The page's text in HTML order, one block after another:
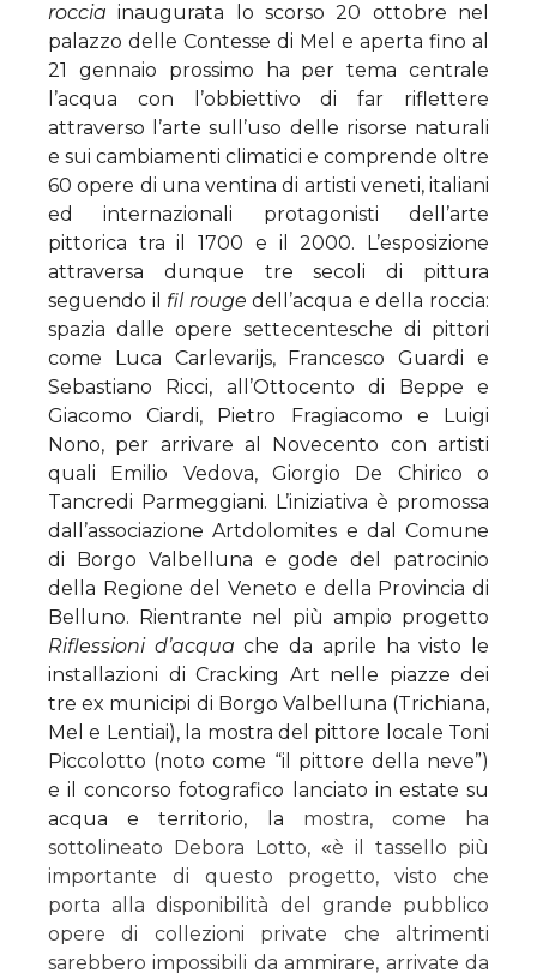
roccia inaugurata lo scorso 20 ottobre nel
palazzo delle Contesse di Mel e aperta fino al
21 gennaio prossimo ha per tema centrale
l’acqua con l’obbiettivo di far riflettere
attraverso l’arte sull’uso delle risorse naturali
e sui cambiamenti climatici e comprende oltre
60 opere di una ventina di artisti veneti, italiani
ed internazionali protagonisti dell’arte
pittorica tra il 1700 e il 2000. L’esposizione
attraversa dunque tre secoli di pittura
seguendo il fil rougedell’acqua e della roccia:
spazia dalle opere settecentesche di pittori
come Luca Carlevarijs, Francesco Guardi e
Sebastiano Ricci, all’Ottocento di Beppe e
Giacomo Ciardi, Pietro Fragiacomo e Luigi
Nono, per arrivare al Novecento con artisti
quali Emilio Vedova, Giorgio De Chirico o
Tancredi Parmeggiani. L’iniziativa è promossa
dall’associazione Artdolomites e dal Comune
di Borgo Valbelluna e gode del patrocinio
della Regione del Veneto e della Provincia di
Belluno. Rientrante nel più ampio progetto
Riflessioni d’acqua che da aprile ha visto le
installazioni di Cracking Art nelle piazze dei
tre ex municipi di Borgo Valbelluna (Trichiana,
Mel e Lentiai), la mostra del pittore locale Toni
Piccolotto (noto come “il pittore della neve”)
e il concorso fotografico lanciato in estate su
acqua e territorio, la mostra, come ha
sottolineato Debora Lotto, «è il tassello più
importante di questo progetto, visto che
porta alla disponibilità del grande pubblico
opere di collezioni private che altrimenti
sarebbero impossibili da ammirare, arrivate da